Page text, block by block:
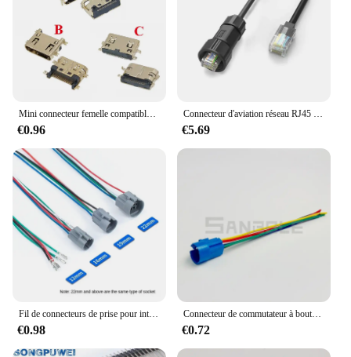
€0.96 €5.69
€0.98
Connecteur de commutateur à bouton-poussoir en métal avec fil pour lampe LED de réinitialisation ou de verrouillage de 16mm 19mm 22mm (connecteur uniquement)
€0.72